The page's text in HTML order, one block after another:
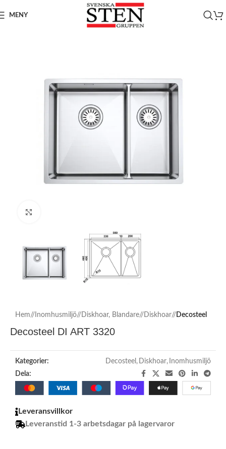
MENY
Hem/ Inomhusmiljö/ Diskhoar, Blandare/ Diskhoar/ Decosteel
Decosteel DI ART 3320
Kategorier: Decosteel , Diskhoar, Inomhusmiljö
Dela:
Leveransvillkor
Leveranstid 1-3 arbetsdagar på lagervaror